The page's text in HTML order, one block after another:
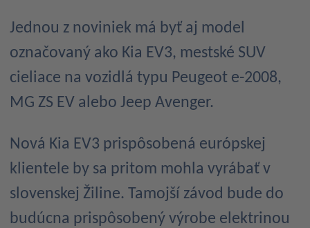
Jednou z noviniek má byť aj model
označovaný ako Kia EV3, mestské SUV
cieliace na vozidlá typu Peugeot e-2008,
MG ZS EV alebo Jeep Avenger.
Nová Kia EV3 prispôsobená európskej
klientele by sa pritom mohla vyrábať v
slovenskej Žiline. Tamojší závod bude do
budúcna prispôsobený výrobe elektrinou